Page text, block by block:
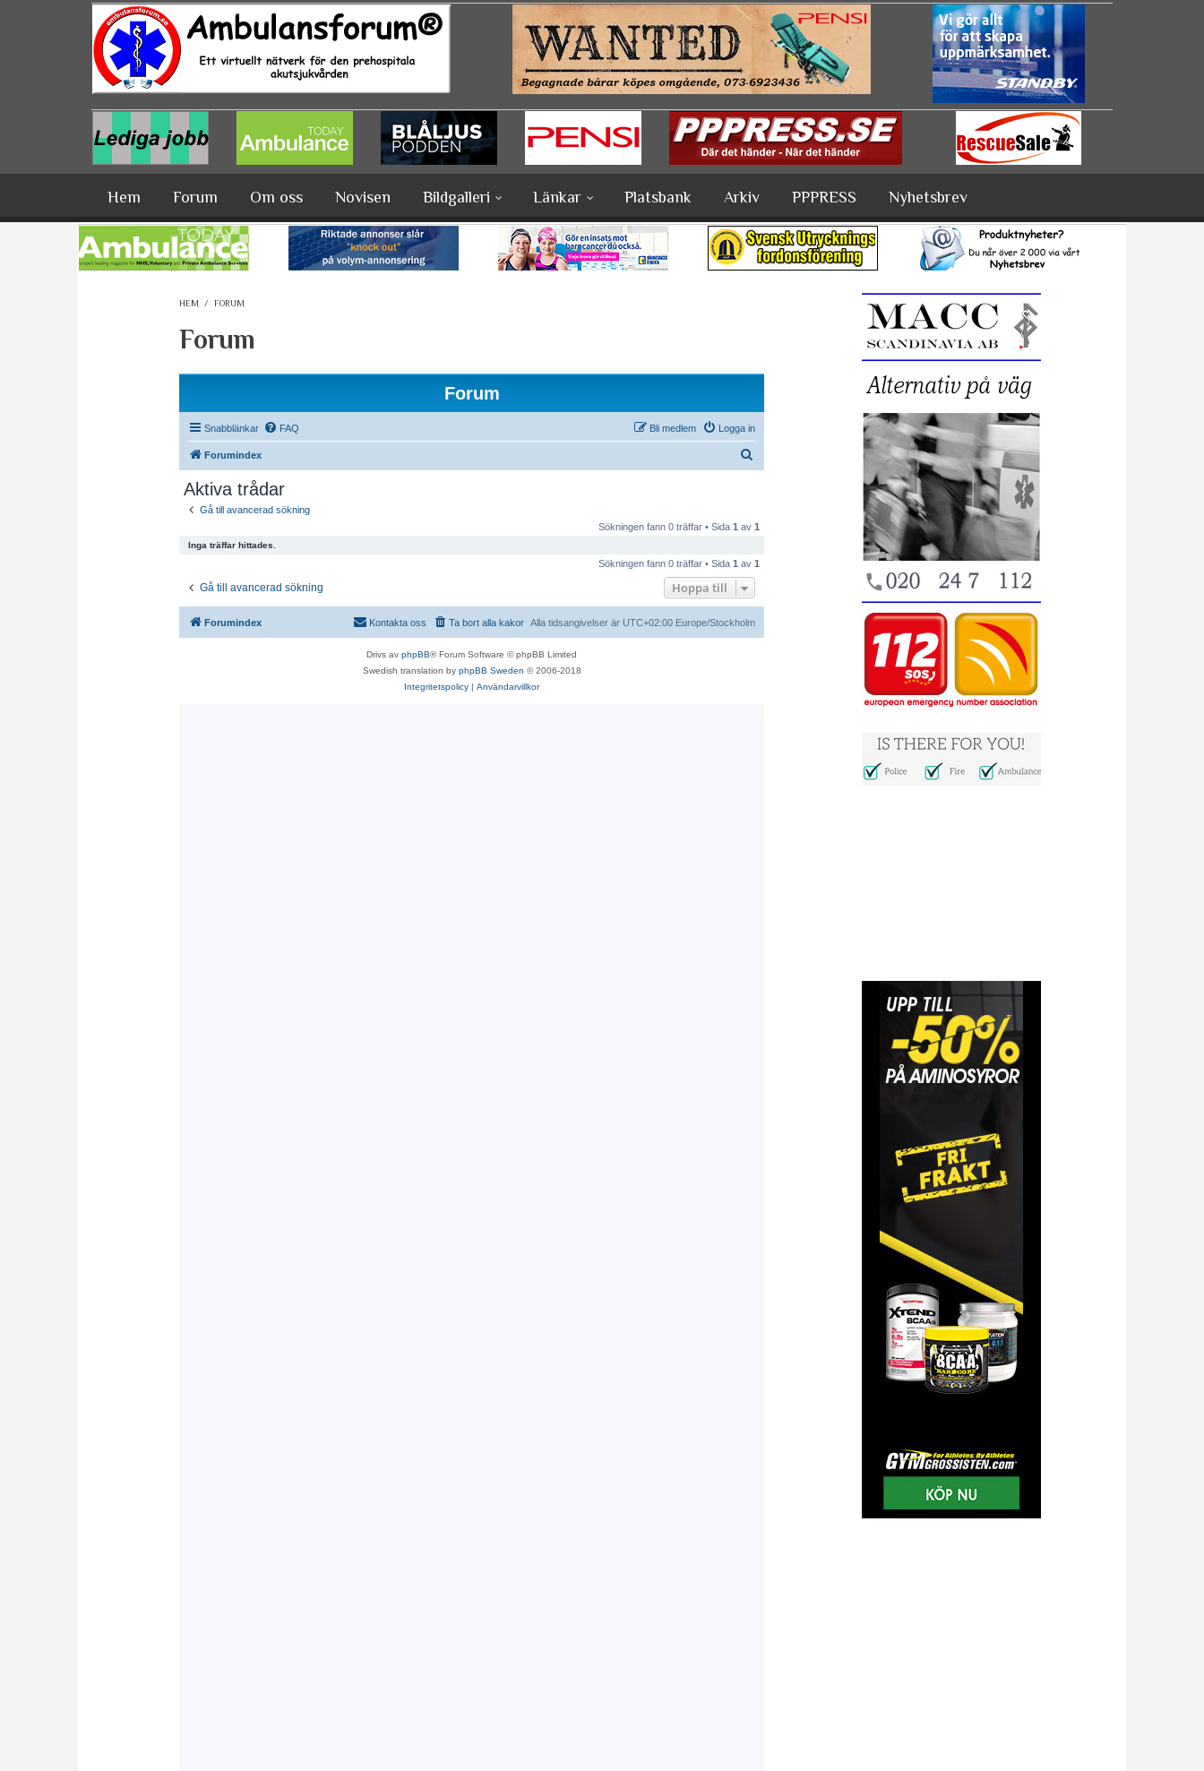
Hoppa till huvudinnehåll
Hem Forum Om oss Novisen Bildgalleri Länkar Platsbank Arkiv PPPRESS Nyhetsbrev
HEM / FORUM
Forum